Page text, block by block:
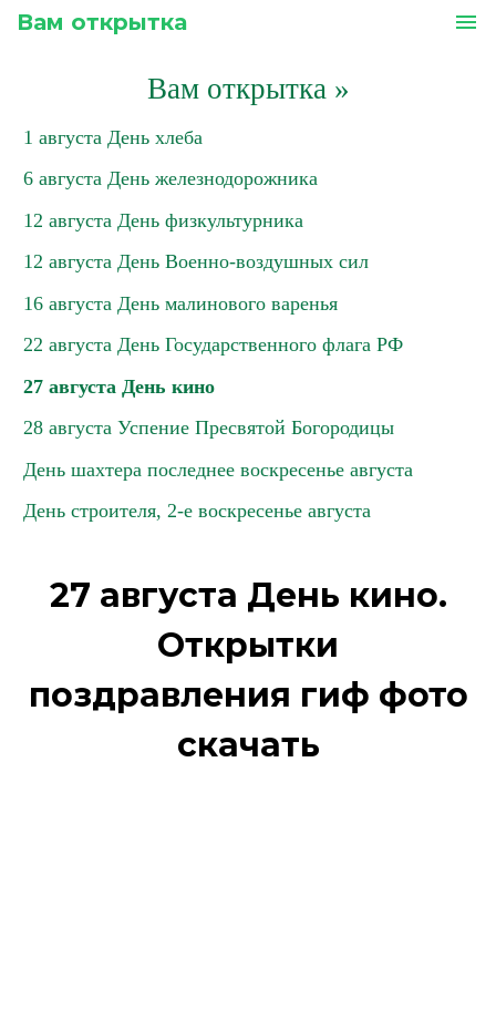
Вам открытка menu
Вам открытка»
1 августа День хлеба
6 августа День железнодорожника
12 августа День физкультурника
12 августа День Военно-воздушных сил
16 августа День малинового варенья
22 августа День Государственного флага РФ
27 августа День кино
28 августа Успение Пресвятой Богородицы
День шахтера последнее воскресенье августа
День строителя, 2-е воскресенье августа
27 августа День кино.
Открытки
поздравления гиф фото
скачать